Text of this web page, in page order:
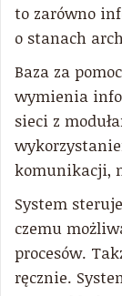
to zarówno
o stanach
Baza za
wymienia
sieci z
komunikacji,
System
czemu
procesów.
ręcznie.